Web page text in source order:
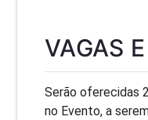
VAGAS
Serão oferecidas
no Evento, a